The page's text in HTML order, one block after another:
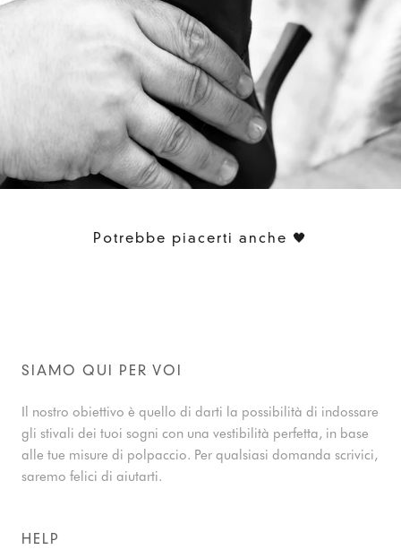
Potrebbe piacerti anche 🖤
SIAMO QUI PER VOI
Il nostro obiettivo è quello di darti la possibilità di indossare
gli stivali dei tuoi sogni con una vestibilità perfetta, in base
alle tue misure di polpaccio. Per qualsiasi domanda scrivici,
saremo felici di aiutarti.
HELP